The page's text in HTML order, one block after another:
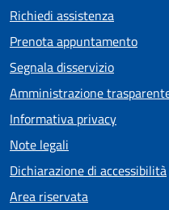
Richiedi assistenza
Prenota appuntamento
Segnala disservizio
Amministrazione
Informativa privacy
Note legali
Dichiarazione di accessibilità
Area riservata